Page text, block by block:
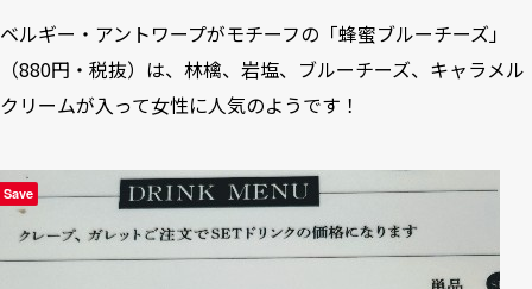
ベルギー・アントワープがモチーフの「蜂蜜ブルーチーズ」
（880円・税抜）は、林檎、岩塩、ブルーチーズ、キャラメル
クリームが入って女性に人気のようです！
Save